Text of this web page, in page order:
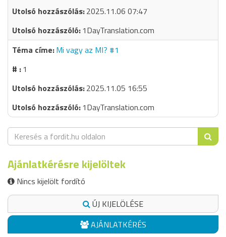
2025.11.06 07:47
1DayTranslation.com
Mi vagy az MI? #1
1
2025.11.05 16:55
1DayTranslation.com
Ajánlatkérésre kijelöltek
Nincs kijelölt fordító
ÚJ KIJELÖLÉSE
AJÁNLATKÉRÉS